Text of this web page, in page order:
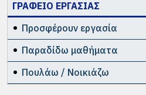
ΓΡΑΦΕΙΟ ΕΡΓΑΣΙΑΣ
Προσφέρουν εργασία
Παραδίδω μαθήματα
Πουλάω / Νοικιάζω